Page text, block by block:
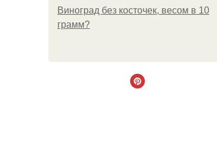
Виноград без косточек, весом в 10
грамм?